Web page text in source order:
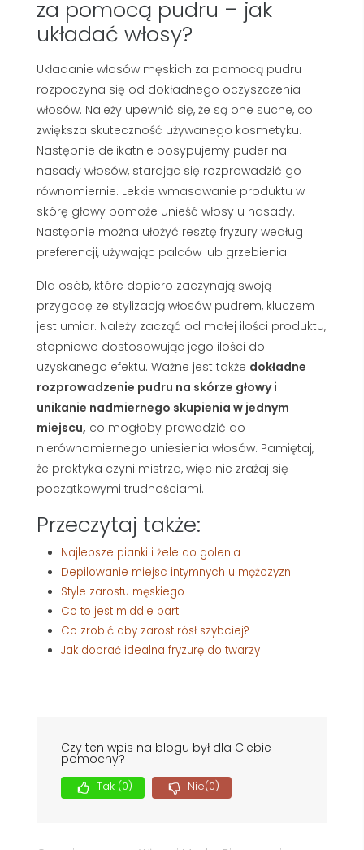
za pomocą pudru – jak
układać włosy?
Układanie włosów męskich za pomocą pudru
rozpoczyna się od dokładnego oczyszczenia
włosów. Należy upewnić się, że są one suche, co
zwiększa skuteczność używanego kosmetyku.
Następnie delikatnie posypujemy puder na
nasady włosów, starając się rozprowadzić go
równomiernie. Lekkie wmasowanie produktu w
skórę głowy pomoże unieść włosy u nasady.
Następnie można ułożyć resztę fryzury według
preferencji, używając palców lub grzebienia.
Dla osób, które dopiero zaczynają swoją
przygodę ze stylizacją włosów pudrem, kluczem
jest umiar. Należy zacząć od małej ilości produktu,
stopniowo dostosowując jego ilości do
uzyskanego efektu. Ważne jest także dokładne
rozprowadzenie pudru na skórze głowy i
unikanie nadmiernego skupienia w jednym
miejscu, co mogłoby prowadzić do
nierównomiernego uniesienia włosów. Pamiętaj,
że praktyka czyni mistrza, więc nie zrażaj się
początkowymi trudnościami.
Przeczytaj także:
Najlepsze pianki i żele do golenia
Depilowanie miejsc intymnych u mężczyzn
Style zarostu męskiego
Co to jest middle part
Co zrobić aby zarost rósł szybciej?
Jak dobrać idealna fryzurę do twarzy
Czy ten wpis na blogu był dla Ciebie
pomocny?
Tak (0) Nie(0)